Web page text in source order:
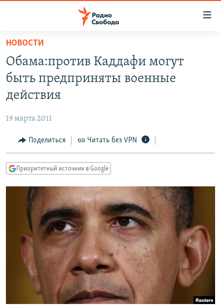
упрощенного
доступа
Вернуться
основному
Вернутся
Вернутся
ПРОГРАММЫ
ПОДКАСТЫ
АВТОРСКИЕ ПРОЕКТЫ
МНЕНИЯ
КУЛЬТУРА
КАВКАЗ.РЕАЛИИ
СЕВЕР.РЕАЛИИ
СИБИРЬ.РЕАЛИИ
РАСПИСАНИЕ ВЕЩАНИЯ
ПОДПИШИТЕСЬ НА РАССЫЛКУ
СОЦИАЛЬНЫЕ СЕТИ
НОВОСТИ
Обама:против Каддафи могут
быть предприняты военные
действия
19 марта 2011
Поделиться Читать без VPN
Приоритетный источник в Google